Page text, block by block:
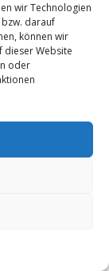
wir Technologien
darauf
können wir
dieser Website
oder